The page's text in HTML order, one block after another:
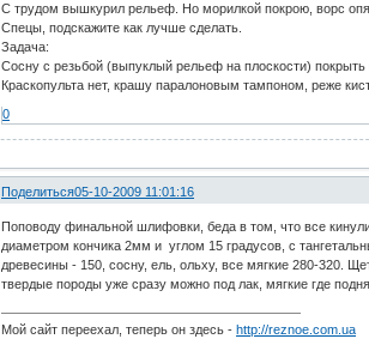
С трудом вышкурил рельеф. Но морилкой покрою, ворс
Спецы, подскажите как лучше сделать.
Задача:
Сосну с резьбой (выпуклый рельеф на плоскости)
Краскопульта нет, крашу паралоновым тампоном, реже
0
Поделиться05-10-2009 11:01:16
Поповоду финальной шлифовки, беда в том, что все
диаметром кончика 2мм и углом 15 градусов, с
древесины - 150, сосну, ель, ольху, все мягкие 280-320.
твердые породы уже сразу можно под лак, мягкие где
Мой сайт переехал, теперь он здесь - http://reznoe.com.ua